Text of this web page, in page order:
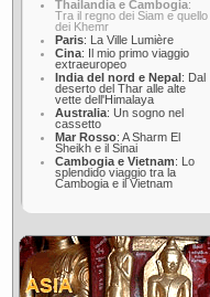
Thailandia e Cambogia:
Tra il regno dei Siam e quello
dei Khemr
Paris: La Ville Lumière
Cina: Il mio primo viaggio
extraeuropeo
India del nord e Nepal: Dal
deserto del Thar alle alte
vette dell'Himalaya
Australia: Un sogno nel
cassetto
Mar Rosso: A Sharm El
Sheikh e il Sinai
Cambogia e Vietnam: Lo
splendido viaggio tra la
Cambogia e il Vietnam